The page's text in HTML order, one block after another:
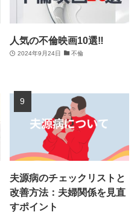
人気の不倫映画10選‼
2024年9月24日 不倫
夫源病のチェックリストと
改善方法：夫婦関係を見直
すポイント